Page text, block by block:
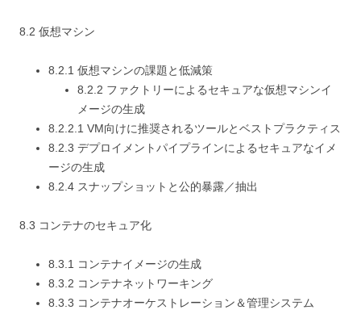
8.2 仮想マシン
8.2.1 仮想マシンの課題と低減策
8.2.2 ファクトリーによるセキュアな仮想マシンイ
メージの生成
8.2.2.1 VM向けに推奨されるツールとベストプラクティス
8.2.3 デプロイメントパイプラインによるセキュアなイメ
ージの生成
8.2.4 スナップショットと公的暴露／抽出
8.3 コンテナのセキュア化
8.3.1 コンテナイメージの生成
8.3.2 コンテナネットワーキング
8.3.3 コンテナオーケストレーション＆管理システム